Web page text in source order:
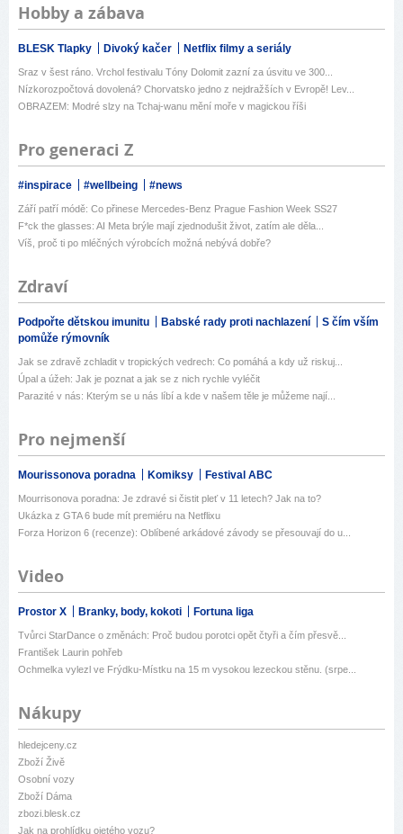
Hobby a zábava
BLESK Tlapky Divoký kačer Netflix filmy a seriály
Sraz v šest ráno. Vrchol festivalu Tóny Dolomit zazní za úsvitu ve 300...
Nízkorozpočtová dovolená? Chorvatsko jedno z nejdražších v Evropě! Lev...
OBRAZEM: Modré slzy na Tchaj-wanu mění moře v magickou říši
Pro generaci Z
#inspirace #wellbeing #news
Září patří módě: Co přinese Mercedes-Benz Prague Fashion Week SS27
F*ck the glasses: AI Meta brýle mají zjednodušit život, zatím ale děla...
Víš, proč ti po mléčných výrobcích možná nebývá dobře?
Zdraví
Podpořte dětskou imunitu Babské rady proti nachlazení
S čím vším
pomůže rýmovník
Jak se zdravě zchladit v tropických vedrech: Co pomáhá a kdy už riskuj...
Úpal a úžeh: Jak je poznat a jak se z nich rychle vyléčit
Parazité v nás: Kterým se u nás líbí a kde v našem těle je můžeme nají...
Pro nejmenší
Mourissonova poradna Komiksy Festival ABC
Mourrisonova poradna: Je zdravé si čistit pleť v 11 letech? Jak na to?
Ukázka z GTA 6 bude mít premiéru na Netflixu
Forza Horizon 6 (recenze): Oblíbené arkádové závody se přesouvají do u...
Video
Prostor X Branky, body, kokoti Fortuna liga
Tvůrci StarDance o změnách: Proč budou porotci opět čtyři a čím přesvě...
František Laurin pohřeb
Ochmelka vylezl ve Frýdku-Místku na 15 m vysokou lezeckou stěnu. (srpe...
Nákupy
hledejceny.cz
Zboží Živě
Osobní vozy
Zboží Dáma
zbozi.blesk.cz
Jak na prohlídku ojetého vozu?